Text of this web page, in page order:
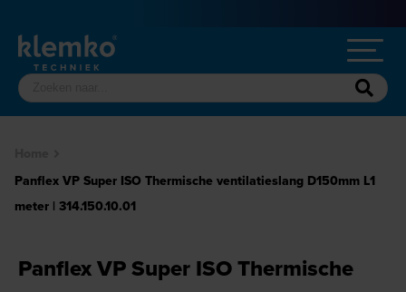
Panflex VP Super ISO Thermische ventilatieslang D150mm L1
meter | 314.150.10.01
Panflex VP Super ISO Thermische